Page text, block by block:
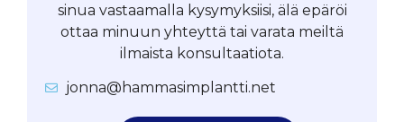
sinua vastaamalla kysymyksiisi, älä epäröi
ottaa minuun yhteyttä tai varata meiltä
ilmaista konsultaatiota.
jonna@hammasimplantti.net